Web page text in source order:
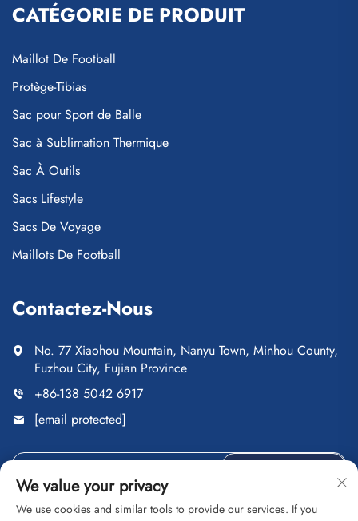
CATÉGORIE DE PRODUIT
Maillot De Football
Protège-Tibias
Sac pour Sport de Balle
Sac à Sublimation Thermique
Sac À Outils
Sacs Lifestyle
Sacs De Voyage
Maillots De Football
Contactez-Nous
No. 77 Xiaohou Mountain, Nanyu Town, Minhou County,
Fuzhou City, Fujian Province
+86-138 5042 6917
[email protected]
We value your privacy
We use cookies and similar tools to provide our services. If you